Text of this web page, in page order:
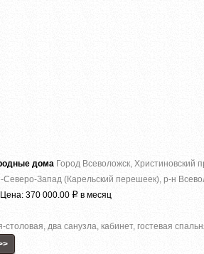
дома Город Всеволожск, Христиновский
Северо-Запад (Карельский перешеек), р-н
370 000.00 Р в месяц
два санузла, кабинет, гостевая